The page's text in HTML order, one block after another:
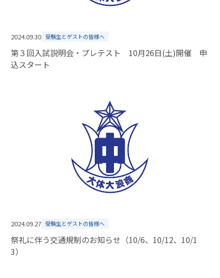
2024.09.30 受験生とゲストの皆様へ
第３回入試説明会・プレテスト 10月26日(土)開催 申
込スタート
2024.09.27 受験生とゲストの皆様へ
祭礼に伴う交通規制のお知らせ（10/6、10/12、10/1
3）